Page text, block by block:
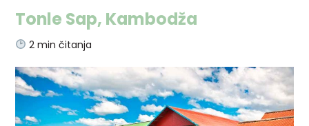
Tonle Sap, Kambodža
2 min čitanja